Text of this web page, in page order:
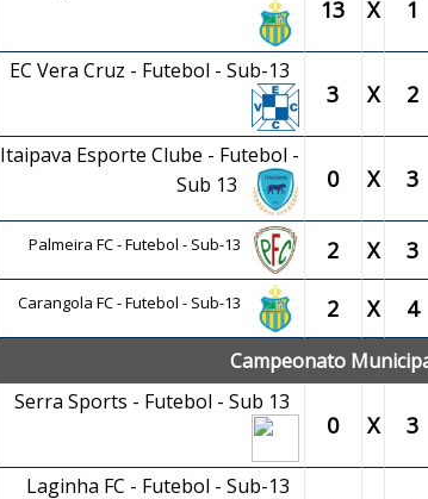
13 X 1
EC Vera Cruz - Futebol - Sub-13
3 X 2
Itaipava Esporte Clube - Futebol -
Sub 13
0 X 3
Palmeira FC - Futebol - Sub-13 2 X 3
Carangola FC - Futebol - Sub-13 2 X 4
Campeonato
Serra Sports - Futebol - Sub 13
0 X 3
Laginha FC - Futebol - Sub-13